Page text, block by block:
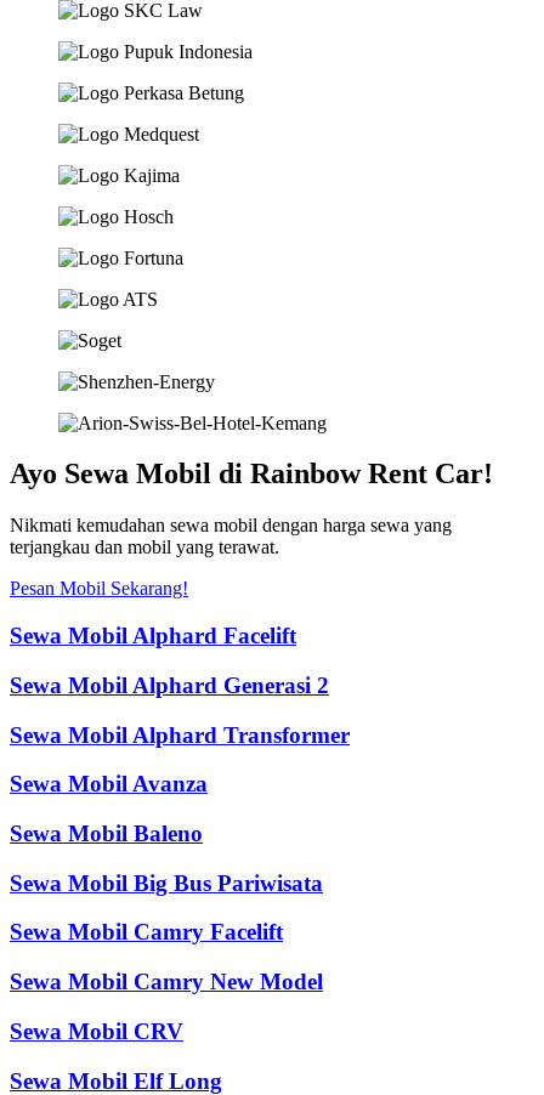
Ayo Sewa Mobil di Rainbow Rent Car!
Nikmati kemudahan sewa mobil dengan harga sewa yang
terjangkau dan mobil yang terawat.
Pesan Mobil Sekarang!
Sewa Mobil Alphard Facelift
Sewa Mobil Alphard Generasi 2
Sewa Mobil Alphard Transformer
Sewa Mobil Avanza
Sewa Mobil Baleno
Sewa Mobil Big Bus Pariwisata
Sewa Mobil Camry Facelift
Sewa Mobil Camry New Model
Sewa Mobil CRV
Sewa Mobil Elf Long